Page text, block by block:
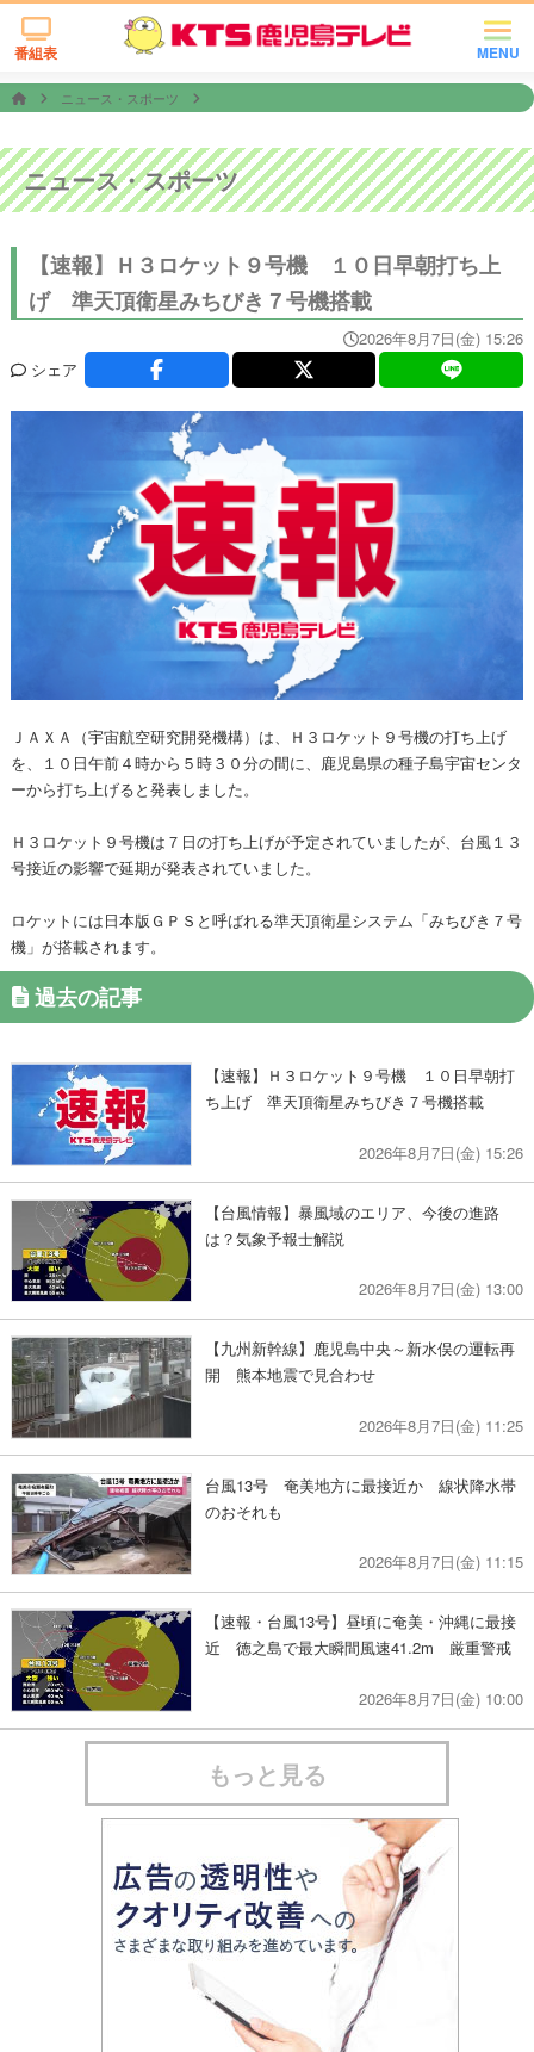
MENU
番組表
ニュース・スポーツ
ニュース・スポーツ
【速報】Ｈ３ロケット９号機 １０日早朝打ち上
げ 準天頂衛星みちびき７号機搭載
2026年8月7日(金) 15:26
シェア
ＪＡＸＡ（宇宙航空研究開発機構）は、Ｈ３ロケット９号機の打ち上げ
を、１０日午前４時から５時３０分の間に、鹿児島県の種子島宇宙センタ
ーから打ち上げると発表しました。
Ｈ３ロケット９号機は７日の打ち上げが予定されていましたが、台風１３
号接近の影響で延期が発表されていました。
ロケットには日本版ＧＰＳと呼ばれる準天頂衛星システム「みちびき７号
機」が搭載されます。
過去の記事
【速報】Ｈ３ロケット９号機 １０日早朝打
ち上げ 準天頂衛星みちびき７号機搭載
2026年8月7日(金) 15:26
【台風情報】暴風域のエリア、今後の進路
は？気象予報士解説
2026年8月7日(金) 13:00
【九州新幹線】鹿児島中央～新水俣の運転再
開 熊本地震で見合わせ
2026年8月7日(金) 11:25
台風13号 奄美地方に最接近か 線状降水帯
のおそれも
2026年8月7日(金) 11:15
【速報・台風13号】昼頃に奄美・沖縄に最接
近 徳之島で最大瞬間風速41.2m 厳重警戒
2026年8月7日(金) 10:00
もっと見る